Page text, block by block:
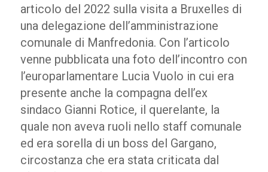
articolo del 2022 sulla visita a Bruxelles di
una delegazione dell’amministrazione
comunale di Manfredonia. Con l’articolo
venne pubblicata una foto dell’incontro con
l’europarlamentare Lucia Vuolo in cui era
presente anche la compagna dell’ex
sindaco Gianni Rotice, il querelante, la
quale non aveva ruoli nello staff comunale
ed era sorella di un boss del Gargano,
circostanza che era stata criticata dal